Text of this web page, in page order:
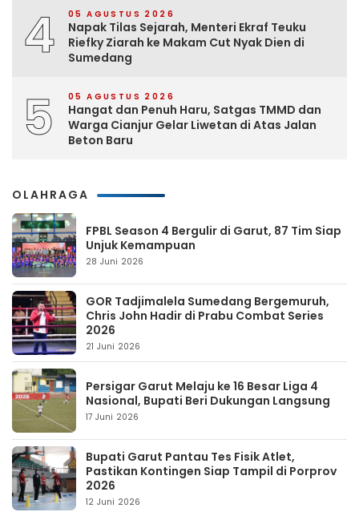
4 05 AGUSTUS 2026
Napak Tilas Sejarah, Menteri Ekraf Teuku
Riefky Ziarah ke Makam Cut Nyak Dien di
Sumedang
5 05 AGUSTUS 2026
Hangat dan Penuh Haru, Satgas TMMD dan
Warga Cianjur Gelar Liwetan di Atas Jalan
Beton Baru
OLAHRAGA
FPBL Season 4 Bergulir di Garut, 87 Tim Siap
Unjuk Kemampuan
28 Juni 2026
GOR Tadjimalela Sumedang Bergemuruh,
Chris John Hadir di Prabu Combat Series
2026
21 Juni 2026
Persigar Garut Melaju ke 16 Besar Liga 4
Nasional, Bupati Beri Dukungan Langsung
17 Juni 2026
Bupati Garut Pantau Tes Fisik Atlet,
Pastikan Kontingen Siap Tampil di Porprov
2026
12 Juni 2026